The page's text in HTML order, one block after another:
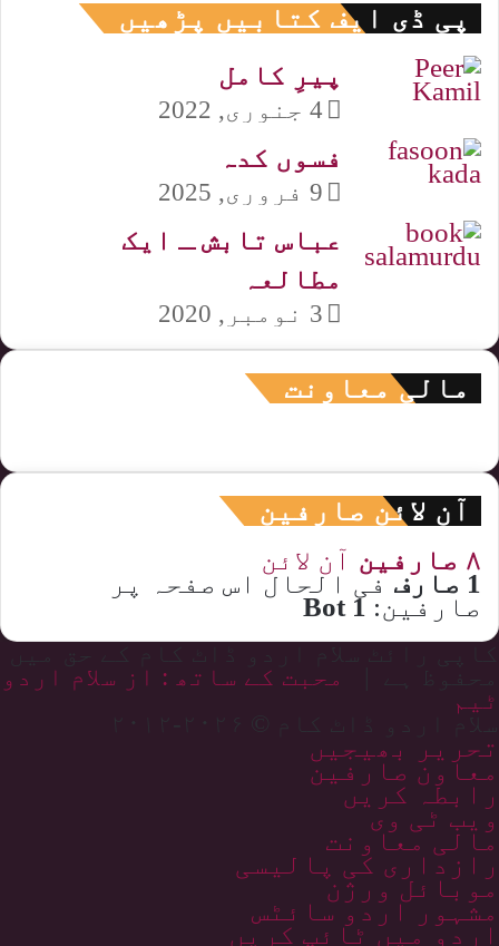
پی ڈی ایف کتابیں پڑھیں
پیرِ کامل
4 جنوری, 2022
فسوں کدہ
9 فروری, 2025
عباس تابش ـ ایک
مطالعہ
3 نومبر, 2020
مالی معاونت
آن لائن صارفین
۸ صارفین آن لائن
1 صارف فی الحال اس صفحہ پر
صارفین: 1 Bot
محبت کے ساتھ : از سلام اردو
ٹیم
سلام اردو ڈاٹ کام © ۲۰۲۶-۲۰۱۲
تحریر بھیجیں
معاون صارفین
رابطہ کریں
ویب ٹی وی
مالی معاونت
رازداری کی پالیسی
موبائل ورژن
مشہور اردو سائٹس
اردو میں ٹائپ کریں